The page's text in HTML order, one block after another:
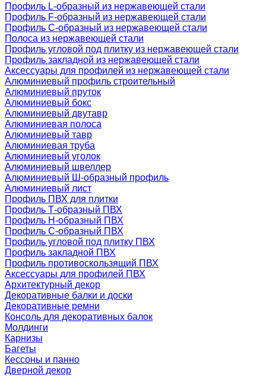
Профиль L-образный из нержавеющей стали
Профиль F-образный из нержавеющей стали
Профиль C-образный из нержавеющей стали
Полоса из нержавеющей стали
Профиль угловой под плитку из нержавеющей стали
Профиль закладной из нержавеющей стали
Аксессуары для профилей из нержавеющей стали
Алюминиевый профиль строительный
Алюминиевый пруток
Алюминиевый бокс
Алюминиевый двутавр
Алюминиевая полоса
Алюминиевый тавр
Алюминиевая труба
Алюминиевый уголок
Алюминиевый швеллер
Алюминиевый Ш-образный профиль
Алюминиевый лист
Профиль ПВХ для плитки
Профиль Т-образный ПВХ
Профиль H-образный ПВХ
Профиль C-образный ПВХ
Профиль угловой под плитку ПВХ
Профиль закладной ПВХ
Профиль противоскользящий ПВХ
Аксессуары для профилей ПВХ
Архитектурный декор
Декоративные балки и доски
Декоративные ремни
Консоль для декоративных балок
Молдинги
Карнизы
Багеты
Кессоны и панно
Дверной декор